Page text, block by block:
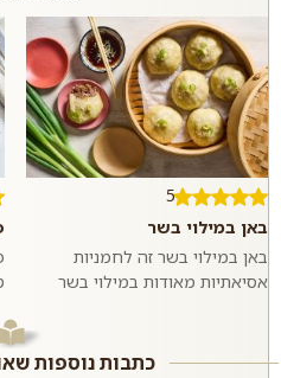
5
באן במילוי בשר
באן במילוי בשר זה לחמניות
אסיאתיות מאודות במילוי בשר
כתבות נוספות